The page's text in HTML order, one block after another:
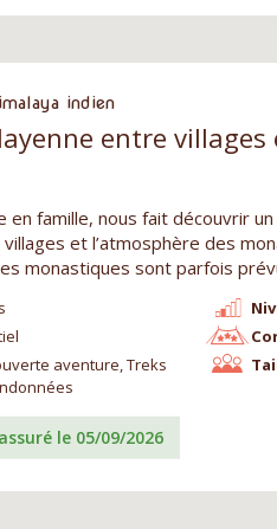
indien
entre villages
en famille, nous fait découvrir
et l’atmosphère des
monastiques sont parfois
aventure, Treks
le 05/09/2026